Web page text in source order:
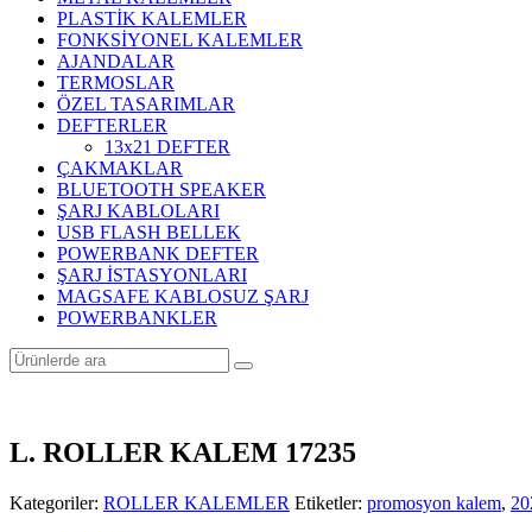
PLASTİK KALEMLER
FONKSİYONEL KALEMLER
AJANDALAR
TERMOSLAR
ÖZEL TASARIMLAR
DEFTERLER
13x21 DEFTER
ÇAKMAKLAR
BLUETOOTH SPEAKER
ŞARJ KABLOLARI
USB FLASH BELLEK
POWERBANK DEFTER
ŞARJ İSTASYONLARI
MAGSAFE KABLOSUZ ŞARJ
POWERBANKLER
L. ROLLER KALEM 17235
Kategoriler: ROLLER KALEMLER Etiketler: promosyon kalem,